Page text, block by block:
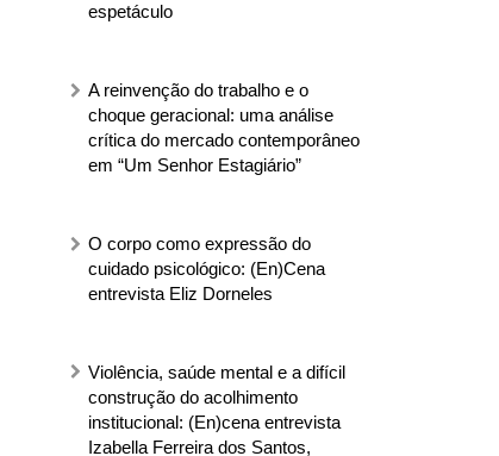
espetáculo
A reinvenção do trabalho e o
choque geracional: uma análise
crítica do mercado contemporâneo
em “Um Senhor Estagiário”
O corpo como expressão do
cuidado psicológico: (En)Cena
entrevista Eliz Dorneles
Violência, saúde mental e a difícil
construção do acolhimento
institucional: (En)cena entrevista
Izabella Ferreira dos Santos,